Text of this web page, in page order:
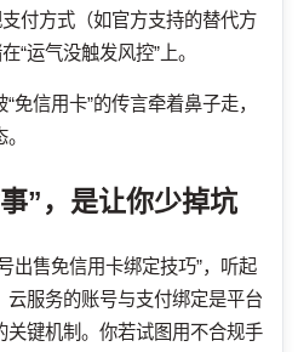
付方式（如官方支持的替代方
“运气没触发风控”上。
免信用卡”的传言牵着鼻子走，
”，是让你少掉坑
出售免信用卡绑定技巧”，听起
服务的账号与支付绑定是平台
关键机制。你若试图用不合规手